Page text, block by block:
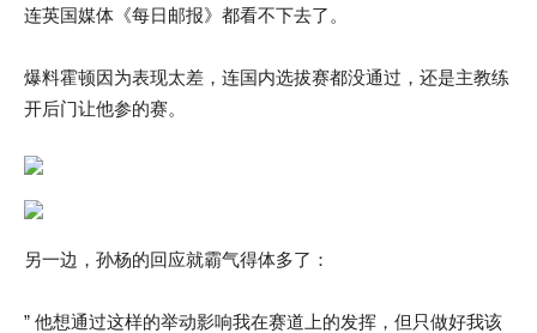
连英国媒体《每日邮报》都看不下去了。
爆料霍顿因为表现太差，连国内选拔赛都没通过，还是主教练
开后门让他参的赛。
另一边，孙杨的回应就霸气得体多了：
” 他想通过这样的举动影响我在赛道上的发挥，但只做好我该